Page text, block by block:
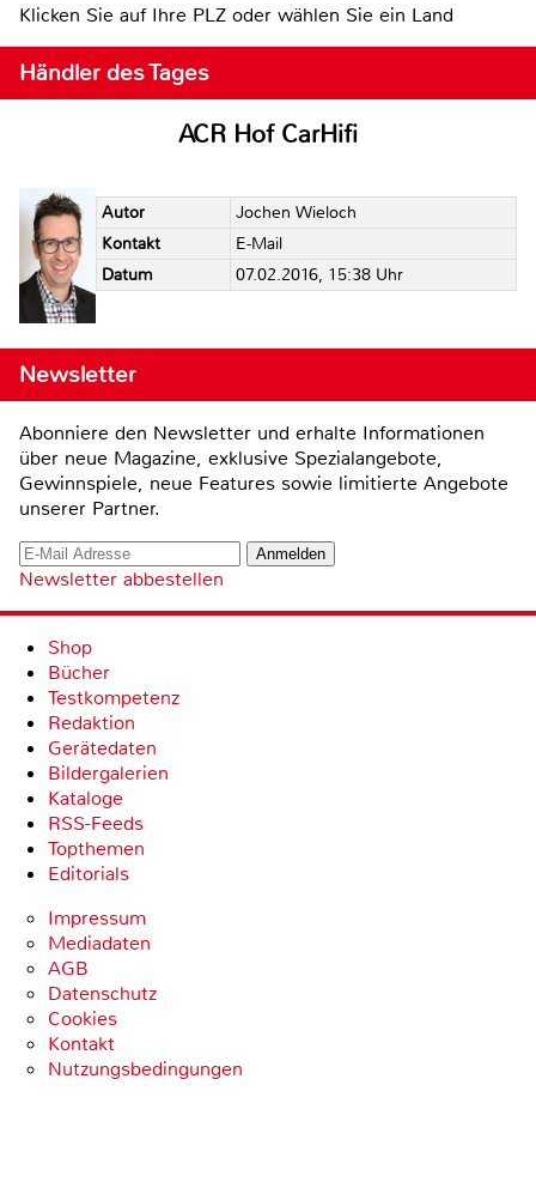
Klicken Sie auf Ihre PLZ oder wählen Sie ein Land
Händler des Tages
ACR Hof CarHifi
Autor
Jochen Wieloch
Kontakt
E-Mail
Datum
07.02.2016, 15:38 Uhr
Newsletter
Abonniere den Newsletter und erhalte Informationen
über neue Magazine, exklusive Spezialangebote,
Gewinnspiele, neue Features sowie limitierte Angebote
unserer Partner.
Newsletter abbestellen
Shop
Bücher
Testkompetenz
Redaktion
Gerätedaten
Bildergalerien
Kataloge
RSS-Feeds
Topthemen
Editorials
Impressum
Mediadaten
AGB
Datenschutz
Cookies
Kontakt
Nutzungsbedingungen